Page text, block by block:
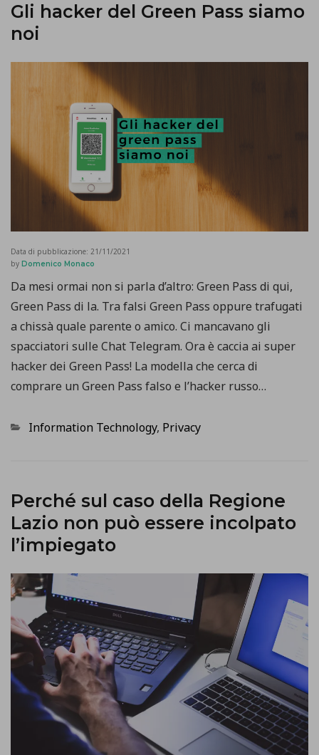
Gli hacker del Green Pass siamo
noi
Data di pubblicazione: 21/11/2021
by Domenico Monaco
Da mesi ormai non si parla d’altro: Green Pass di qui,
Green Pass di la. Tra falsi Green Pass oppure trafugati
a chissà quale parente o amico. Ci mancavano gli
spacciatori sulle Chat Telegram. Ora è caccia ai super
hacker dei Green Pass! La modella che cerca di
comprare un Green Pass falso e l’hacker russo…
Categorie
Information Technology, Privacy
Perché sul caso della Regione
Lazio non può essere incolpato
l’impiegato